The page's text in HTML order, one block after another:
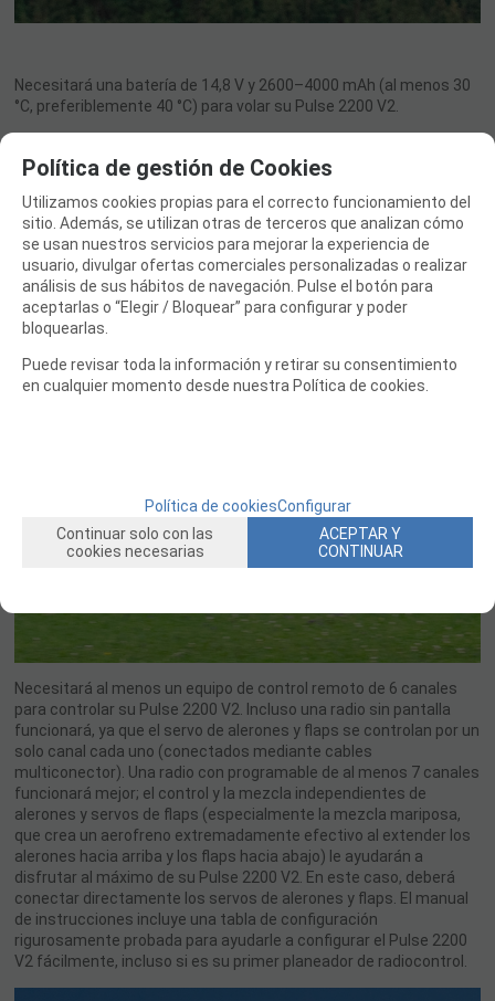
Necesitará una batería de 14,8 V y 2600–4000 mAh (al menos 30
°C, preferiblemente 40 °C) para volar su Pulse 2200 V2.
Necesitará al menos un equipo de control remoto de 6 canales
para controlar su Pulse 2200 V2. Incluso una radio sin pantalla
funcionará, ya que el servo de alerones y flaps se controlan por un
solo canal cada uno (conectados mediante cables
multiconector). Una radio con programable de al menos 7 canales
funcionará mejor; el control y la mezcla independientes de
alerones y servos de flaps (especialmente la mezcla mariposa,
que crea un aerofreno extremadamente efectivo al extender los
alerones hacia arriba y los flaps hacia abajo) le ayudarán a
disfrutar al máximo de su Pulse 2200 V2. En este caso, deberá
conectar directamente los servos de alerones y flaps. El manual
de instrucciones incluye una tabla de configuración
rigurosamente probada para ayudarle a configurar el Pulse 2200
V2 fácilmente, incluso si es su primer planeador de radiocontrol.
Política de gestión de Cookies
Utilizamos cookies propias para el correcto funcionamiento del
sitio. Además, se utilizan otras de terceros que analizan cómo
se usan nuestros servicios para mejorar la experiencia de
usuario, divulgar ofertas comerciales personalizadas o realizar
análisis de sus hábitos de navegación. Pulse el botón para
aceptarlas o “Elegir / Bloquear” para configurar y poder
bloquearlas.
Puede revisar toda la información y retirar su consentimiento
en cualquier momento desde nuestra Política de cookies.
Política de cookiesConfigurar
Continuar solo con las
cookies necesarias
ACEPTAR Y
CONTINUAR